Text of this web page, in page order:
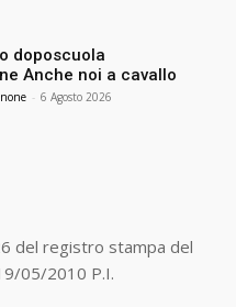
doposcuola
Anche noi a cavallo
- 6 Agosto 2026
del registro stampa del
05/2010 P.I.